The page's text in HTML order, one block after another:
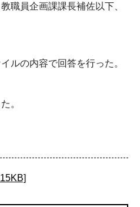
職員企画課課長補佐以下、
ルの内容で回答を行った。
。